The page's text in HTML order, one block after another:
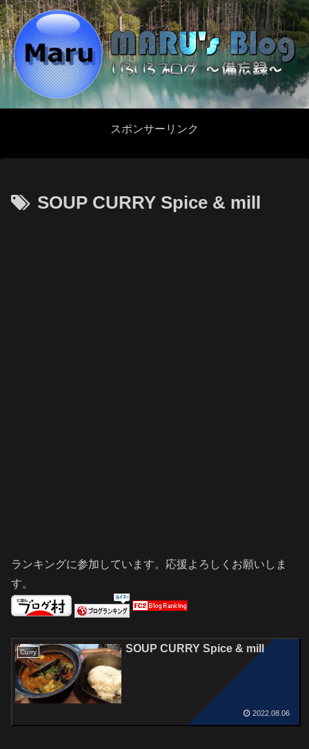
スポンサーリンク
SOUP CURRY Spice & mill
ランキングに参加しています。応援よろしくお願いしま
す。
Curry SOUP CURRY Spice & mill
2022.08.06